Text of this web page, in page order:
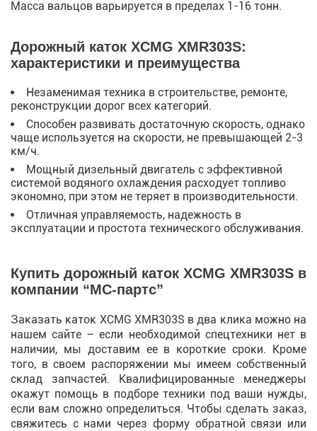
Масса вальцов варьируется в пределах 1-16 тонн.
Дорожный каток XCMG XMR303S:
характеристики и преимущества
Незаменимая техника в строительстве, ремонте,
реконструкции дорог всех категорий.
Способен развивать достаточную скорость, однако
чаще используется на скорости, не превышающей 2-3
км/ч.
Мощный дизельный двигатель с эффективной
системой водяного охлаждения расходует топливо
экономно, при этом не теряет в производительности.
Отличная управляемость, надежность в
эксплуатации и простота технического обслуживания.
Купить дорожный каток XCMG XMR303S в
компании “МС-партс”
Заказать каток XCMG XMR303S в два клика можно на
нашем сайте – если необходимой спецтехники нет в
наличии, мы доставим ее в короткие сроки. Кроме
того, в своем распоряжении мы имеем собственный
склад запчастей. Квалифицированные менеджеры
окажут помощь в подборе техники под ваши нужды,
если вам сложно определиться. Чтобы сделать заказ,
свяжитесь с нами через форму обратной связи или